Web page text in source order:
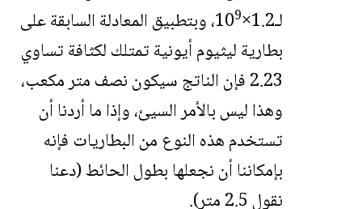
لـ1.2×10
9
، وبتطبيق المعادلة السابقة على
بطارية ليثيوم أيونية تمتلك لكثافة تساوي
2.23 فإن الناتج سيكون نصف متر مكعب،
وهذا ليس بالأمر السيئ، وإذا ما أردنا أن
تستخدم هذه النوع من البطاريات فإنه
بإمكاننا أن نجعلها بطول الحائط (دعنا
نقول 2.5 متر).